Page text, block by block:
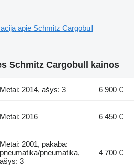
apie Schmitz Cargobull
Schmitz Cargobull kainos
Metai: 2014, ašys: 3 6 900 €
Metai: 2016 6 450 €
Metai: 2001, pakaba:
pneumatika/pneumatika,
ašys: 3
4 700 €